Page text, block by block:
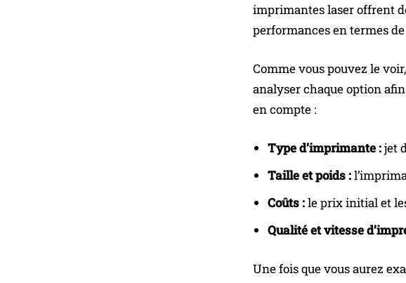
imprimantes laser offrent
performances en termes
Comme vous pouvez le
analyser chaque option
en compte :
Type d’imprimante :jet
Taille et poids :
Coûts :le prix initial et
Qualité et vitesse
Une fois que vous aurez